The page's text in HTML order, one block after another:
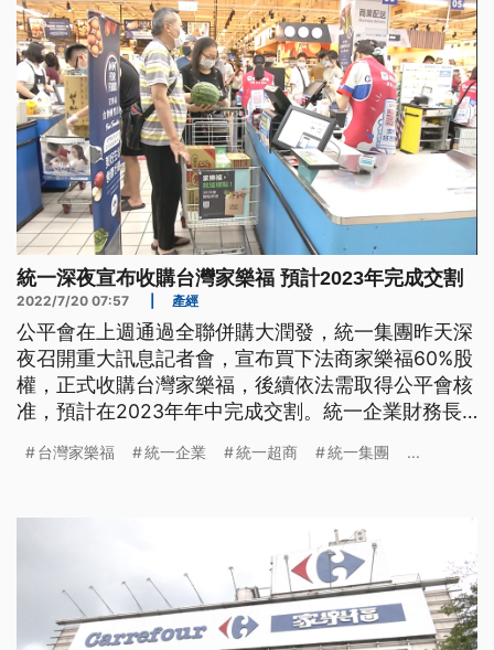
統一深夜宣布收購台灣家樂福 預計2023年完成交割
2022/7/20 07:57 產經
公平會在上週通過全聯併購大潤發，統一集團昨天深
夜召開重大訊息記者會，宣布買下法商家樂福60%股
權，正式收購台灣家樂福，後續依法需取得公平會核
准，預計在2023年年中完成交割。統一企業財務長
將分別持有台灣家福股份有限公司70%與30%股權。
億元，統一超商為新台幣51億元，合計新台幣290億
台灣家樂福 統一企業 統一超商 統一集團 ...